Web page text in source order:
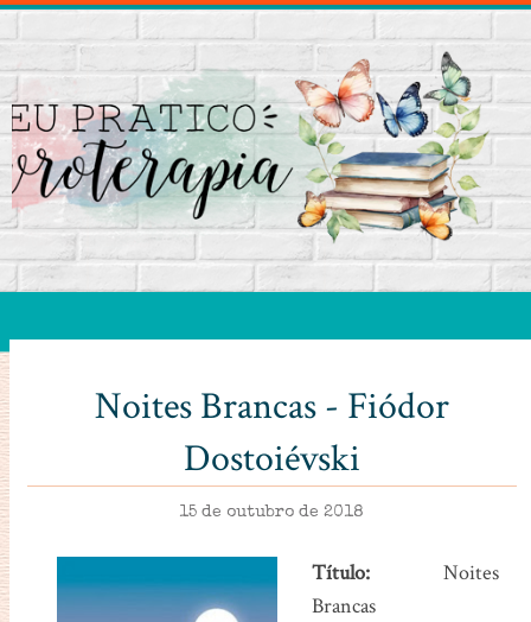
Noites Brancas - Fiódor
Dostoiévski
15 de outubro de 2018
Título: Noites
Brancas